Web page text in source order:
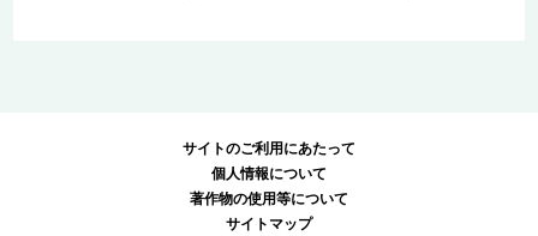
サイトのご利用にあたって
個人情報について
著作物の使用等について
サイトマップ